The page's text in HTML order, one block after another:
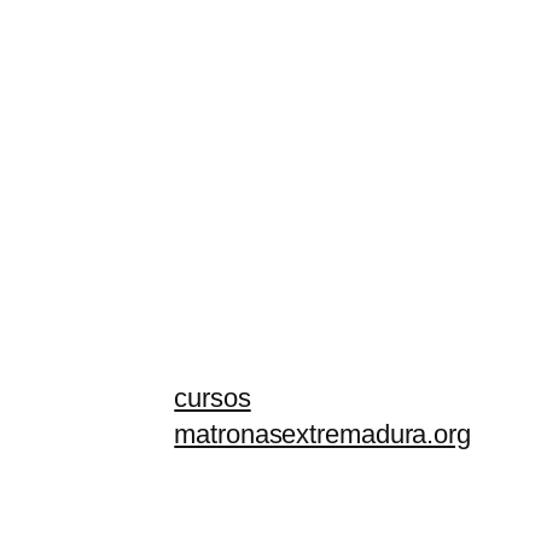
cursos
matronasextremadura.org